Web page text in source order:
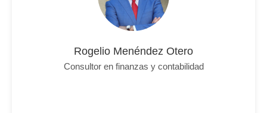
Rogelio Menéndez Otero
Consultor en finanzas y contabilidad